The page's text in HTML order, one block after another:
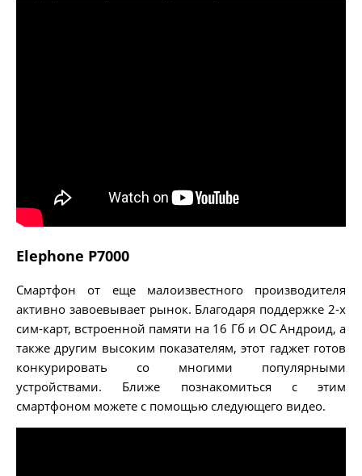
Elephone P7000
Смартфон от еще малоизвестного производителя
активно завоевывает рынок. Благодаря поддержке 2-х
сим-карт, встроенной памяти на 16 Гб и ОС Андроид, а
также другим высоким показателям, этот гаджет готов
конкурировать со многими популярными
устройствами. Ближе познакомиться с этим
смартфоном можете с помощью следующего видео.